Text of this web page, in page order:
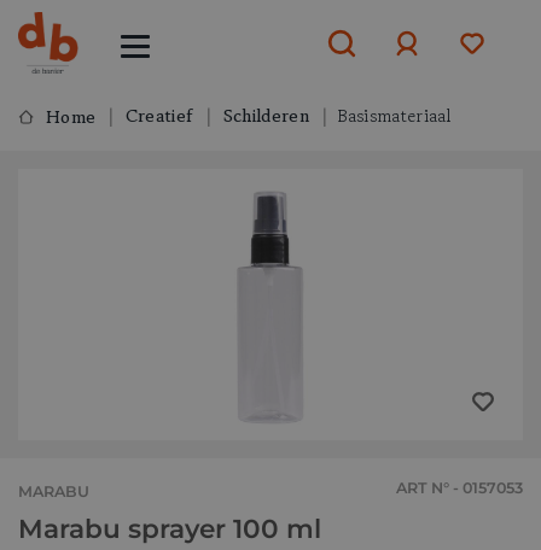
aanmelden
Home Creatief Schilderen Basismateriaal
MARABU ART N° - 0157053
Marabu sprayer 100 ml